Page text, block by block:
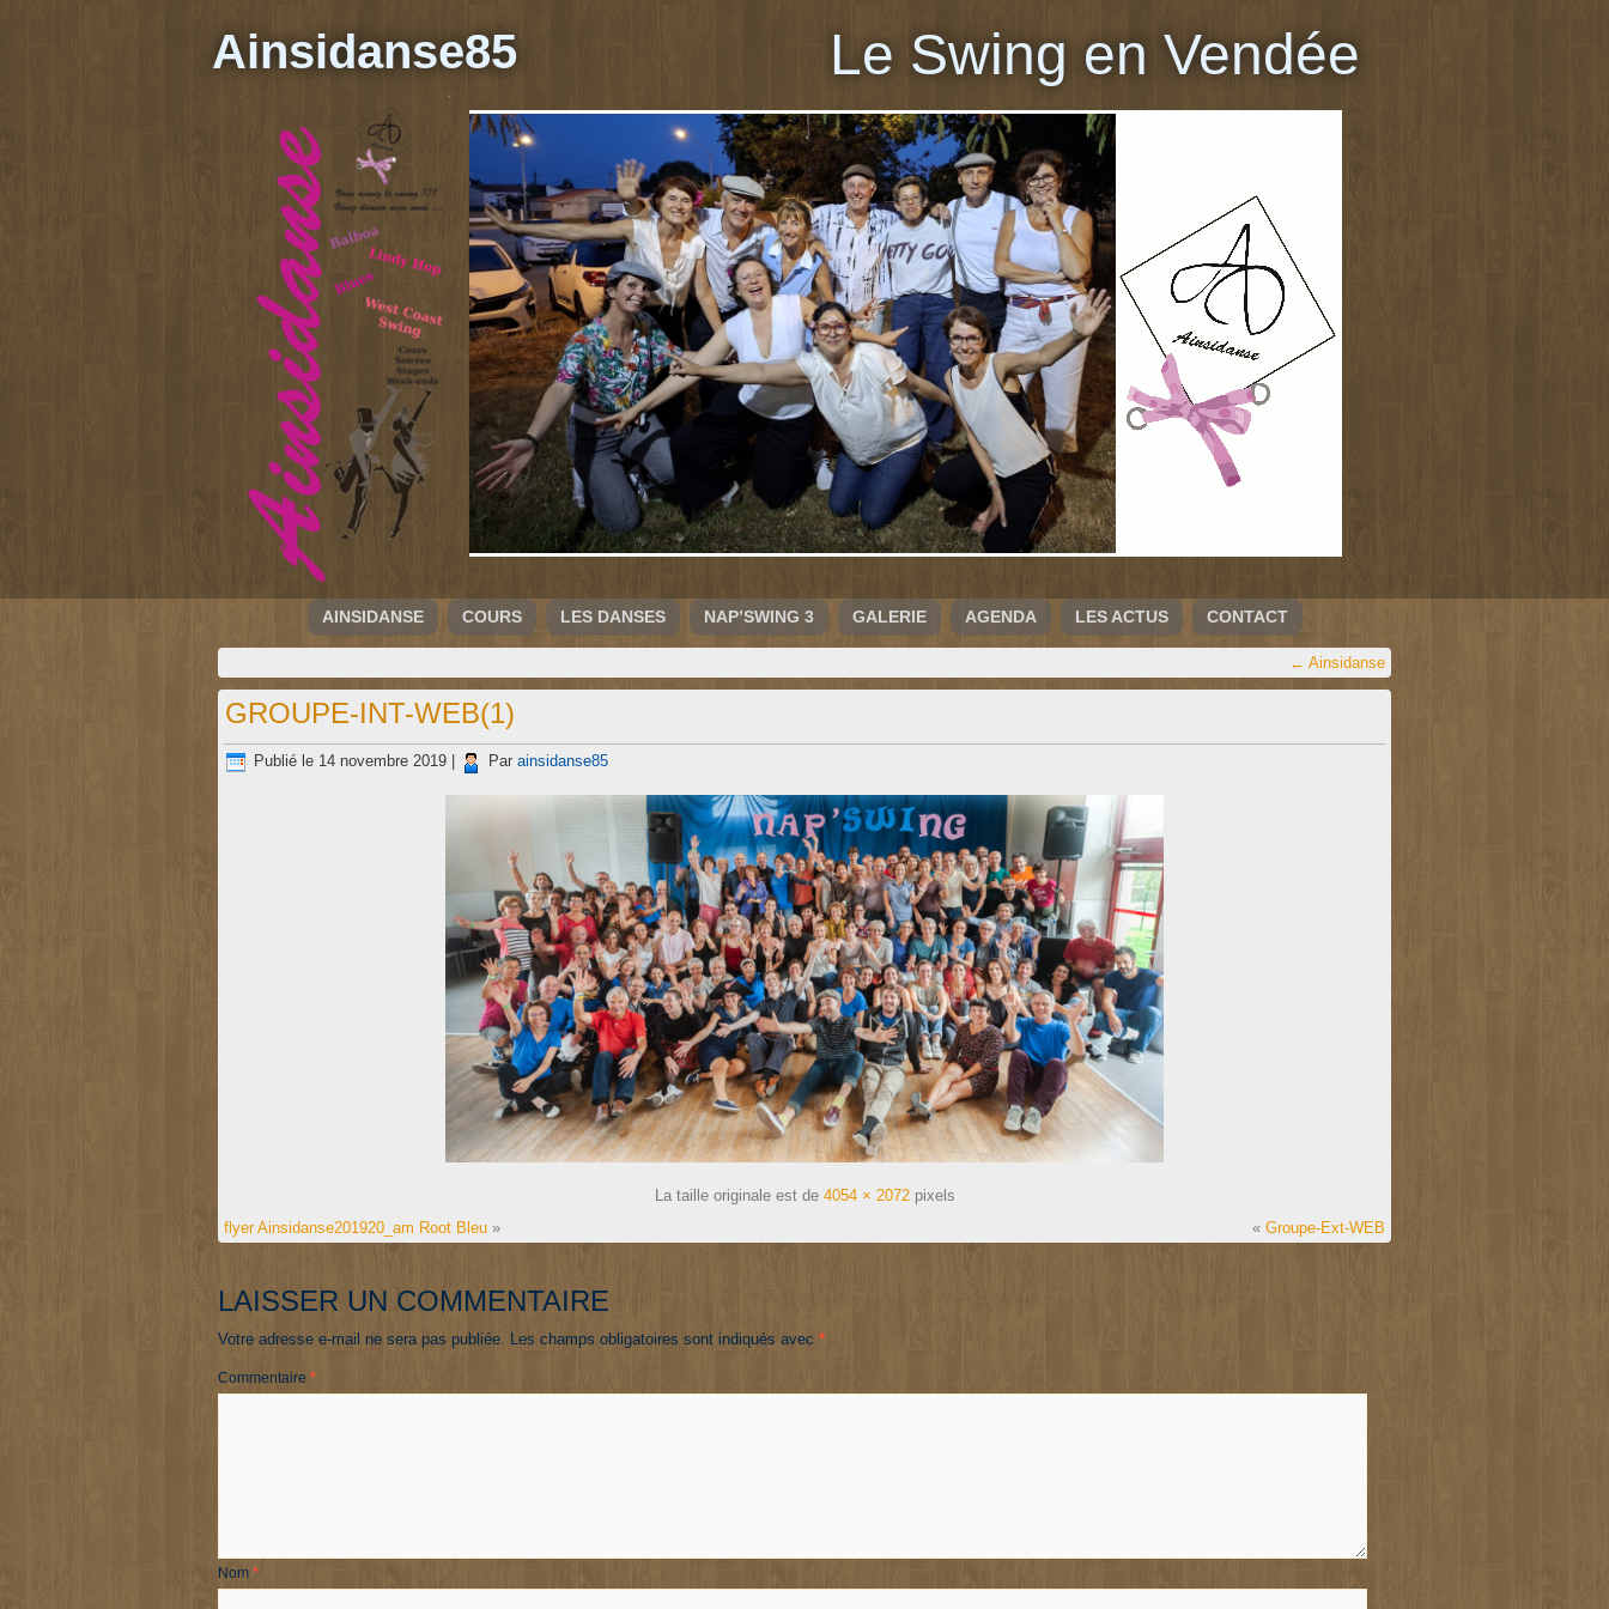
Ainsidanse85 Le Swing en Vendée
AINSIDANSE COURS LES DANSES NAP’SWING 3 GALERIE AGENDA LES ACTUS CONTACT
← Ainsidanse
GROUPE-INT-WEB(1)
Publié le 14 novembre 2019 Par ainsidanse85
La taille originale est de 4054 × 2072pixels
flyer Ainsidanse201920_am Root Bleu » « Groupe-Ext-WEB
LAISSER UN COMMENTAIRE
Votre adresse e-mail ne sera pas publiée. Les champs obligatoires sont indiqués avec *
Commentaire *
Nom *